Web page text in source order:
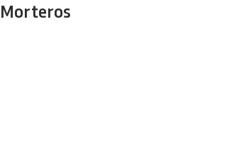
Morteros